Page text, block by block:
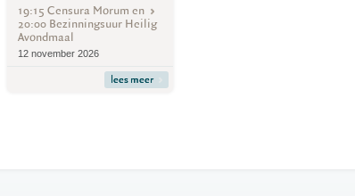
19:15 Censura Morum en
20:00 Bezinningsuur Heilig
Avondmaal
12 november 2026
lees meer